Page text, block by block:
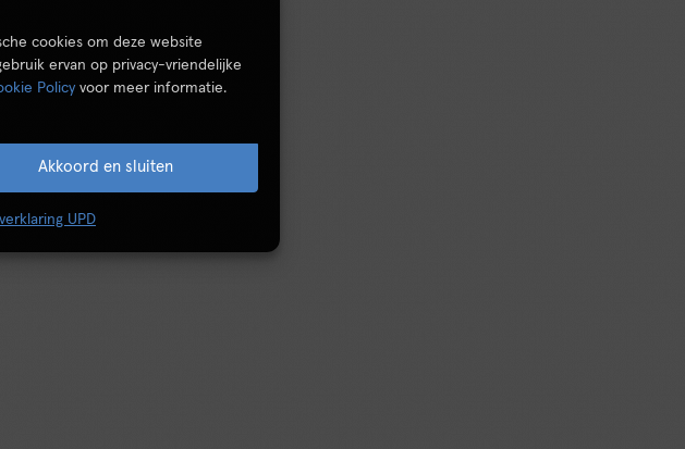
cookies om deze website
ervan op privacy-vriendelijke
Policy voor meer informatie.
Akkoord en sluiten
UPD